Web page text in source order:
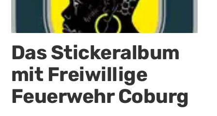
Das Stickeralbum
mit Freiwillige
Feuerwehr Coburg